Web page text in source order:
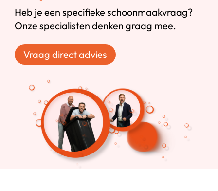
Heb je een specifieke schoonmaakvraag?
Onze specialisten denken graag mee.
Vraag direct advies